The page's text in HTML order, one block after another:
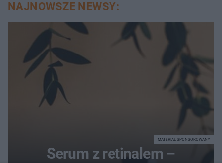
NAJNOWSZE NEWSY:
Serum z retinalem –
MATERIAŁ SPONSOROWANY